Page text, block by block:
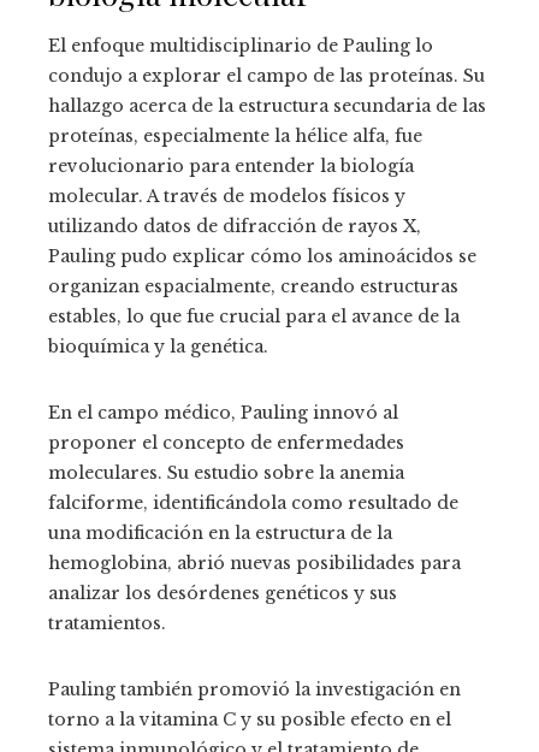
El enfoque multidisciplinario de Pauling lo
condujo a explorar el campo de las proteínas. Su
hallazgo acerca de la estructura secundaria de las
proteínas, especialmente la hélice alfa, fue
revolucionario para entender la biología
molecular. A través de modelos físicos y
utilizando datos de difracción de rayos X,
Pauling pudo explicar cómo los aminoácidos se
organizan espacialmente, creando estructuras
estables, lo que fue crucial para el avance de la
bioquímica y la genética.
En el campo médico, Pauling innovó al
proponer el concepto de enfermedades
moleculares. Su estudio sobre la anemia
falciforme, identificándola como resultado de
una modificación en la estructura de la
hemoglobina, abrió nuevas posibilidades para
analizar los desórdenes genéticos y sus
tratamientos.
Pauling también promovió la investigación en
torno a la vitamina C y su posible efecto en el